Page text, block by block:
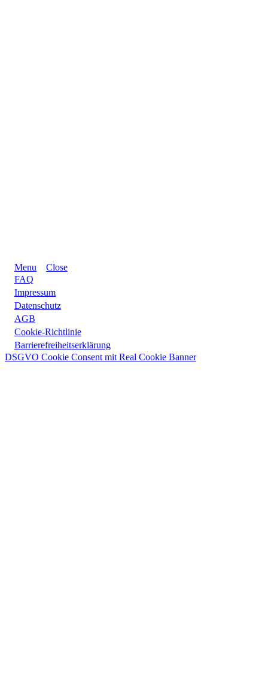
Menu
Close
FAQ
Impressum
Datenschutz
AGB
Cookie-Richtlinie
Barrierefreiheitserklärung
DSGVO Cookie Consent mit Real Cookie Banner